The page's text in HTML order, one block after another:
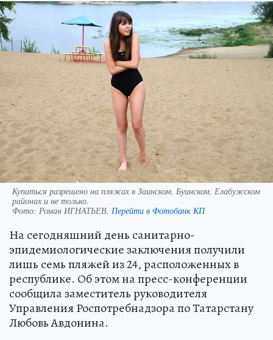
Купаться разрешено на пляжах в Заинском, Буинском, Елабужском
районах и не только.
Фото: Роман ИГНАТЬЕВ. Перейти в Фотобанк КП
На сегодняшний день санитарно-
эпидемиологические заключения получили
лишь семь пляжей из 24, расположенных в
республике. Об этом на пресс-конференции
сообщила заместитель руководителя
Управления Роспотребнадзора по Татарстану
Любовь Авдонина.